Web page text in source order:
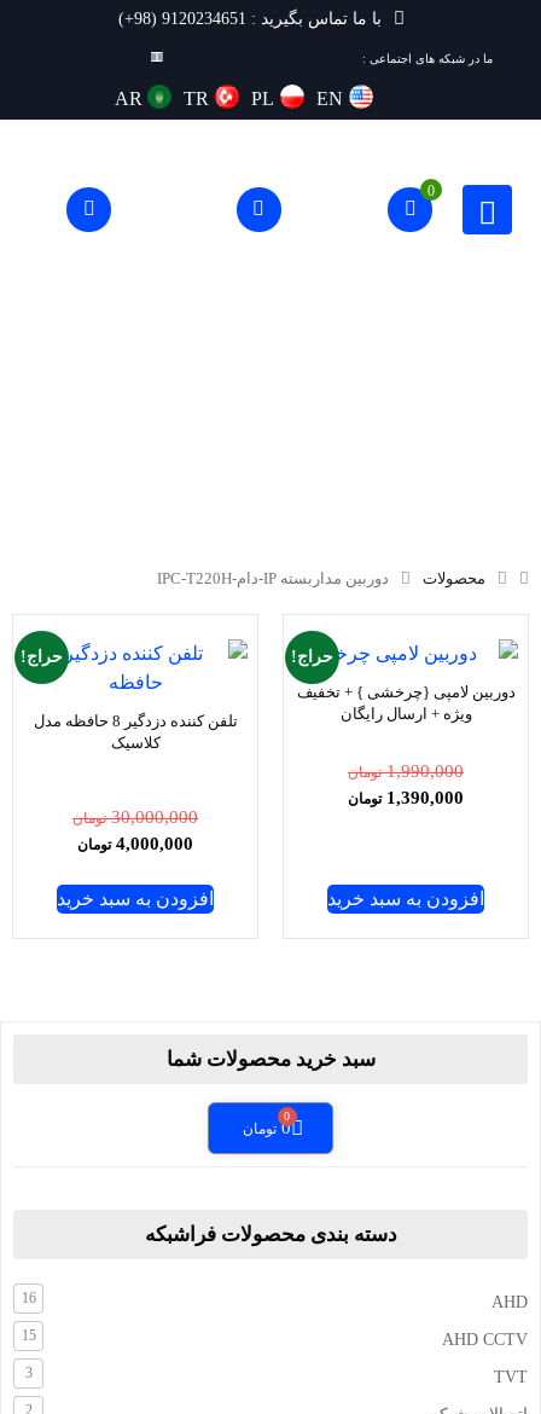
با ما تماس بگیرید : 9120234651 (98+)
ما در شبکه های اجتماعی :
EN
PL
TR
AR
0
محصولات دوربین مداربسته IP-دام-IPC-T220H
حراج!
دوربین لامپی {چرخشی } + تخفیف
ویژه + ارسال رایگان
1,990,000 تومان
1,390,000 تومان
افزودن به سبد خرید
حراج!
تلفن کننده دزدگیر 8 حافظه مدل
کلاسیک
5.00
از 5
30,000,000 تومان
4,000,000 تومان
افزودن به سبد خرید
سبد خرید محصولات شما
0 تومان
دسته بندی محصولات فراشبکه
AHD
16
AHD CCTV
15
TVT
3